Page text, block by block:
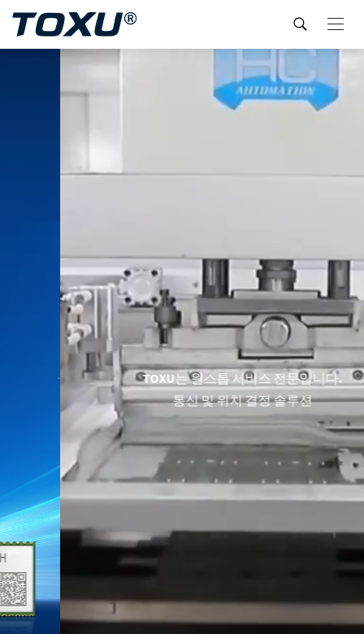
OXU는 원스톱 서비스 전문입 니다.
통 신 및
치